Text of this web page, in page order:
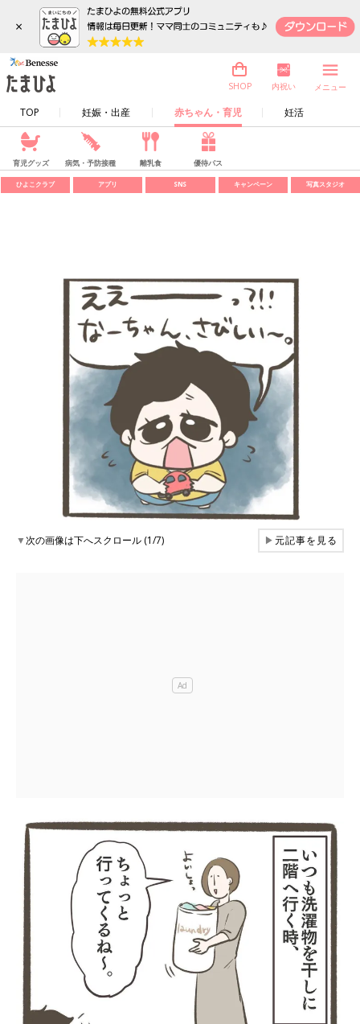
×
TOP 妊娠・出産 赤ちゃん・育児 妊活
SHOP 内祝い メニュー
育児グッズ 病気・予防接種 離乳食 優待パス
ひよこクラブ アプリ SNS キャンペーン 写真スタジオ
▼次の画像は下へスクロール (1/7) ▶元記事を見る